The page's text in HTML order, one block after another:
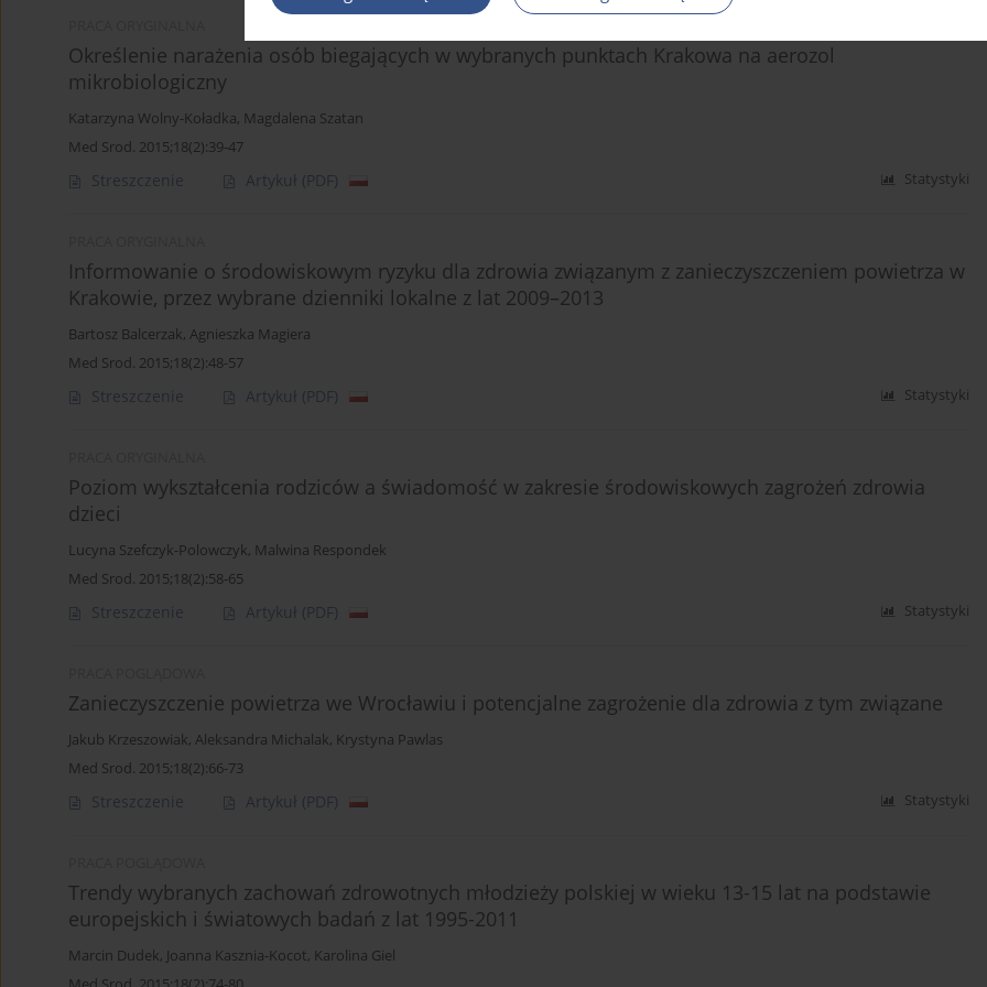
Określenie narażenia osób biegających w wybranych punktach Krakowa na aerozol
mikrobiologiczny
Katarzyna Wolny-Koładka, Magdalena Szatan
Med Srod. 2015;18(2):39-47
Streszczenie Artykuł (PDF) Statystyki
Informowanie o środowiskowym ryzyku dla zdrowia związanym z zanieczyszczeniem powietrza w
Krakowie, przez wybrane dzienniki lokalne z lat 2009–2013
Bartosz Balcerzak, Agnieszka Magiera
Med Srod. 2015;18(2):48-57
Streszczenie Artykuł (PDF) Statystyki
Poziom wykształcenia rodziców a świadomość w zakresie środowiskowych zagrożeń zdrowia
dzieci
Lucyna Szefczyk-Polowczyk, Malwina Respondek
Med Srod. 2015;18(2):58-65
Streszczenie Artykuł (PDF) Statystyki
Zanieczyszczenie powietrza we Wrocławiu i potencjalne zagrożenie dla zdrowia z tym związane
Jakub Krzeszowiak, Aleksandra Michalak, Krystyna Pawlas
Med Srod. 2015;18(2):66-73
Streszczenie Artykuł (PDF) Statystyki
Trendy wybranych zachowań zdrowotnych młodzieży polskiej w wieku 13-15 lat na podstawie
europejskich i światowych badań z lat 1995-2011
Marcin Dudek, Joanna Kasznia-Kocot, Karolina Giel